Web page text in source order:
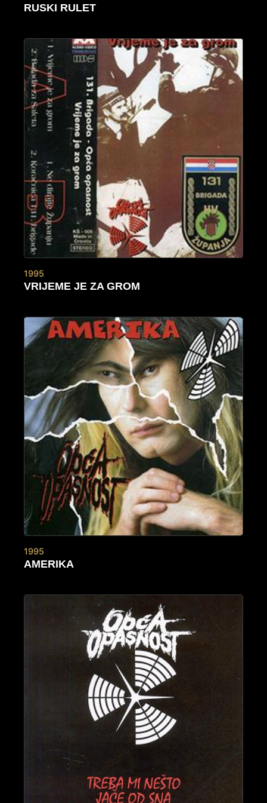
RUSKI RULET
1995
VRIJEME JE ZA GROM
1995
AMERIKA